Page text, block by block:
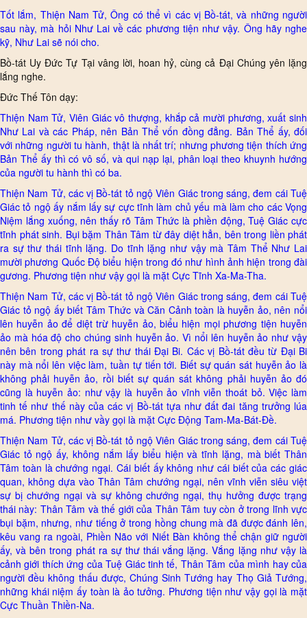
Tốt lắm, Thiện Nam Tử, Ông có thể vì các vị Bồ-tát, và những người
sau này, mà hỏi Như Lai về các phương tiện như vậy. Ông hãy nghe
kỹ, Như Lai sẽ nói cho.
Bồ-tát Uy Đức Tự Tại vâng lời, hoan hỷ, cùng cả Đại Chúng yên lặng
lắng nghe.
Đức Thế Tôn dạy:
Thiện Nam Tử, Viên Giác vô thượng, khắp cả mười phương, xuất sinh
Như Lai và các Pháp, nên Bản Thể vốn đồng đẳng. Bản Thể ấy, đối
với những người tu hành, thật là nhất trí; nhưng phương tiện thích ứng
Bản Thể ấy thì có vô số, và qui nạp lại, phân loại theo khuynh hướng
của người tu hành thì có ba.
Thiện Nam Tử, các vị Bồ-tát tỏ ngộ Viên Giác trong sáng, đem cái Tuệ
Giác tỏ ngộ ấy nắm lấy sự cực tĩnh làm chủ yếu mà làm cho các Vọng
Niệm lắng xuống, nên thấy rõ Tâm Thức là phiền động, Tuệ Giác cực
tĩnh phát sinh. Bụi bặm Thân Tâm từ đây diệt hẳn, bên trong liền phát
ra sự thư thái tĩnh lặng. Do tĩnh lặng như vậy mà Tâm Thể Như Lai
mười phương Quốc Độ biểu hiện trong đó như hình ảnh hiện trong đài
gương. Phương tiện như vậy gọi là mặt Cực Tĩnh Xa-Ma-Tha.
Thiện Nam Tử, các vị Bồ-tát tỏ ngộ Viên Giác trong sáng, đem cái Tuệ
Giác tỏ ngộ ấy biết Tâm Thức và Căn Cảnh toàn là huyễn ảo, nên nổi
lên huyễn ảo để diệt trừ huyễn ảo, biểu hiện mọi phương tiện huyễn
ảo mà hóa độ cho chúng sinh huyễn ảo. Vì nổi lên huyễn ảo như vậy
nên bên trong phát ra sự thư thái Đại Bi. Các vị Bồ-tát đều từ Đại Bi
này mà nổi lên việc làm, tuần tự tiến tới. Biết sự quán sát huyễn ảo là
không phải huyễn ảo, rồi biết sự quán sát không phải huyễn ảo đó
cũng là huyễn ảo: như vậy là huyễn ảo vĩnh viễn thoát bỏ. Việc làm
tinh tế như thế này của các vị Bồ-tát tựa như đất đai tăng trưởng lúa
má. Phương tiện như vầy gọi là mặt Cực Động Tam-Ma-Bát-Đề.
Thiện Nam Tử, các vị Bồ-tát tỏ ngộ Viên Giác trong sáng, đem cái Tuệ
Giác tỏ ngộ ấy, không nắm lấy biểu hiện và tĩnh lặng, mà biết Thân
Tâm toàn là chướng ngại. Cái biết ấy không như cái biết của các giác
quan, không dựa vào Thân Tâm chướng ngại, nên vĩnh viễn siêu việt
sự bị chướng ngại và sự không chướng ngại, thụ hưởng được trạng
thái này: Thân Tâm và thế giới của Thân Tâm tuy còn ở trong lĩnh vực
bụi bặm, nhưng, như tiếng ở trong hồng chung mà đã được đánh lên,
kêu vang ra ngoài, Phiền Não với Niết Bàn không thể chận giữ người
ấy, và bên trong phát ra sự thư thái vắng lặng. Vắng lặng như vậy là
cảnh giới thích ứng của Tuệ Giác tinh tế, Thân Tâm của mình hay của
người đều không thấu được, Chúng Sinh Tướng hay Thọ Giả Tướng,
những khái niệm ấy toàn là ảo tưởng. Phương tiện như vậy gọi là mặt
Cực Thuần Thiền-Na.